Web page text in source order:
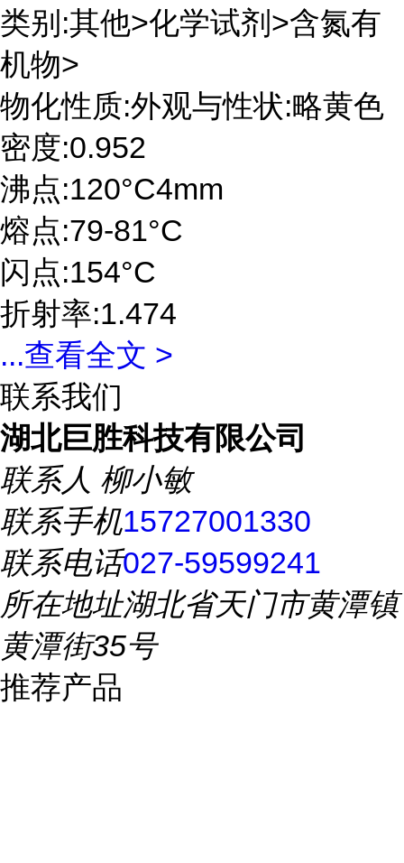
类别:其他>化学试剂>含氮有
机物>
物化性质:外观与性状:略黄色
密度:0.952
沸点:120°C4mm
熔点:79-81°C
闪点:154°C
折射率:1.474
...查看全文 >
联系我们
湖北巨胜科技有限公司
联系人 柳小敏
联系手机15727001330
联系电话027-59599241
所在地址湖北省天门市黄潭镇
黄潭街35号
推荐产品